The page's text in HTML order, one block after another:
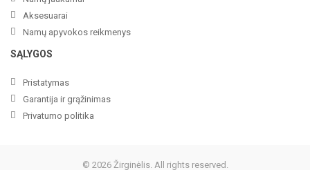
Aksesuarai
Namų apyvokos reikmenys
SĄLYGOS
Pristatymas
Garantija ir grąžinimas
Privatumo politika
© 2026 Žirginėlis. All rights reserved.